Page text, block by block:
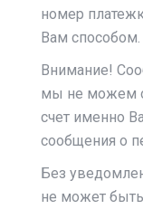
номер
Вам способом.
Внимание!
мы не можем
счет именно
сообщения о
Без
не может